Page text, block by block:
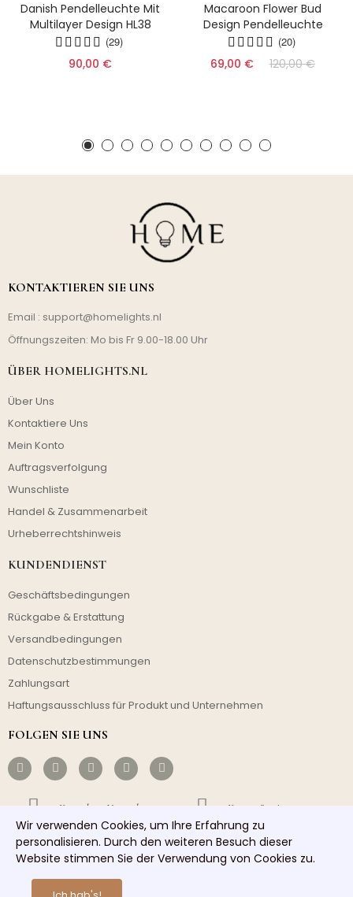
Danish Pendelleuchte Mit
Multilayer Design HL38
(29)
90,00 €
Macaroon Flower Bud
Design Pendelleuchte
(20)
69,00 € 120,00 €
KONTAKTIEREN SIE UNS
Email : support@homelights.nl
Öffnungszeiten: Mo bis Fr 9.00-18.00 Uhr
ÜBER HOMELIGHTS.NL
Über Uns
Kontaktiere Uns
Mein Konto
Auftragsverfolgung
Wunschliste
Handel & Zusammenarbeit
Urheberrechtshinweis
KUNDENDIENST
Geschäftsbedingungen
Rückgabe & Erstattung
Versandbedingungen
Datenschutzbestimmungen
Zahlungsart
Haftungsausschluss für Produkt und Unternehmen
FOLGEN SIE UNS
Kostenloser Versand Kostengünstig
Schneller Versand Guter Service
Copyright © 2026 homelights. Alle Rechte vorbehalten.
Wir verwenden Cookies, um Ihre Erfahrung zu
personalisieren. Durch den weiteren Besuch dieser
Website stimmen Sie der Verwendung von Cookies zu.